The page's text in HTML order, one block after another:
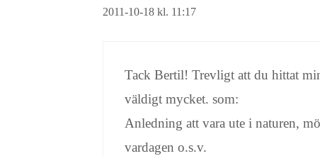
2011-10-18 kl. 11:17
Tack Bertil! Trevligt att du hittat
väldigt mycket. som:
Anledning att vara ute i naturen,
vardagen o.s.v.